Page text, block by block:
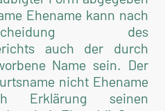
Ehename kann nach
des
auch der durch
Name sein. Der
nicht Ehename
Erklärung seinen